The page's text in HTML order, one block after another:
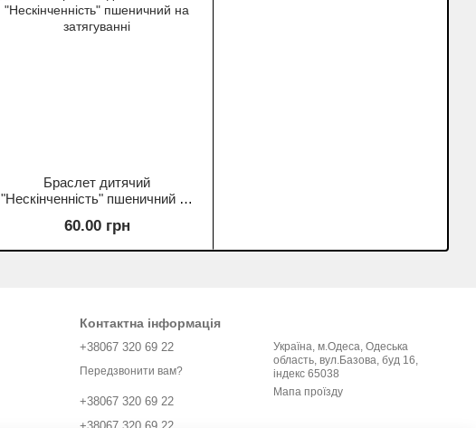
Браслет дитячий
"Нескінченність" пшеничний на
60.00 грн
Контактна інформація
+38067 320 69 22
Передзвонити вам?
+38067 320 69 22
Україна, м.Одеса, Одеська
область, вул.Базова, буд 16,
індекс 65038
Мапа проїзду